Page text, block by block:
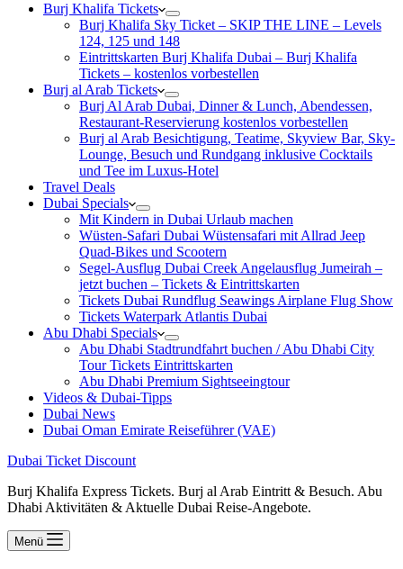
Burj Khalifa Tickets
Burj Khalifa Sky Ticket – SKIP THE LINE – Levels
124, 125 und 148
Eintrittskarten Burj Khalifa Dubai – Burj Khalifa
Tickets – kostenlos vorbestellen
Burj al Arab Tickets
Burj Al Arab Dubai, Dinner & Lunch, Abendessen,
Restaurant-Reservierung kostenlos vorbestellen
Burj al Arab Besichtigung, Teatime, Skyview Bar, Sky-
Lounge, Besuch und Rundgang inklusive Cocktails
und Tee im Luxus-Hotel
Travel Deals
Dubai Specials
Mit Kindern in Dubai Urlaub machen
Wüsten-Safari Dubai Wüstensafari mit Allrad Jeep
Quad-Bikes und Scootern
Segel-Ausflug Dubai Creek Angelausflug Jumeirah –
jetzt buchen – Tickets & Eintrittskarten
Tickets Dubai Rundflug Seawings Airplane Flug Show
Tickets Waterpark Atlantis Dubai
Abu Dhabi Specials
Abu Dhabi Stadtrundfahrt buchen / Abu Dhabi City
Tour Tickets Eintrittskarten
Abu Dhabi Premium Sightseeingtour
Videos & Dubai-Tipps
Dubai News
Dubai Oman Emirate Reiseführer (VAE)
Dubai Ticket Discount
Burj Khalifa Express Tickets. Burj al Arab Eintritt & Besuch. Abu
Dhabi Aktivitäten & Aktuelle Dubai Reise-Angebote.
Menü